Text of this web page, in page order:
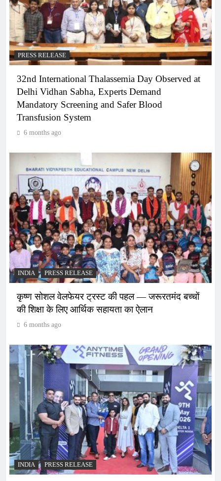
PRESS RELEASE
32nd International Thalassemia Day Observed at
Delhi Vidhan Sabha, Experts Demand
Mandatory Screening and Safer Blood
Transfusion System
6 months ago
INDIA PRESS RELEASE
कृष्ण सोशल वेलफेयर ट्रस्ट की पहल — जरूरतमंद बच्चों
की शिक्षा के लिए आर्थिक सहायता का ऐलान
6 months ago
INDIA PRESS RELEASE